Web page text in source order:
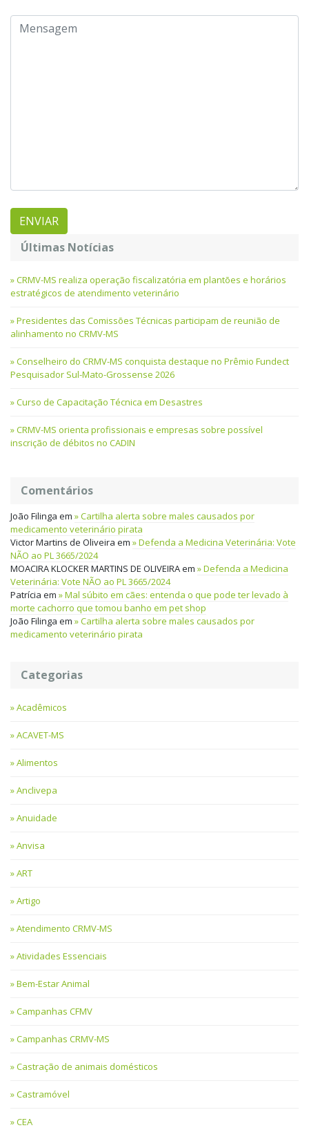
Últimas Notícias
CRMV-MS realiza operação fiscalizatória em plantões e horários
estratégicos de atendimento veterinário
Presidentes das Comissões Técnicas participam de reunião de
alinhamento no CRMV-MS
Conselheiro do CRMV-MS conquista destaque no Prêmio Fundect
Pesquisador Sul-Mato-Grossense 2026
Curso de Capacitação Técnica em Desastres
CRMV-MS orienta profissionais e empresas sobre possível
inscrição de débitos no CADIN
Comentários
João Filinga em
Cartilha alerta sobre males causados por
medicamento veterinário pirata
Victor Martins de Oliveira em
Defenda a Medicina Veterinária: Vote
NÃO ao PL 3665/2024
MOACIRA KLOCKER MARTINS DE OLIVEIRAem
Defenda a Medicina
Veterinária: Vote NÃO ao PL 3665/2024
Patrícia em
Mal súbito em cães: entenda o que pode ter levado à
morte cachorro que tomou banho em pet shop
João Filinga em
Cartilha alerta sobre males causados por
medicamento veterinário pirata
Categorias
Acadêmicos
ACAVET-MS
Alimentos
Anclivepa
Anuidade
Anvisa
ART
Artigo
Atendimento CRMV-MS
Atividades Essenciais
Bem-Estar Animal
Campanhas CFMV
Campanhas CRMV-MS
Castração de animais domésticos
Castramóvel
CEA